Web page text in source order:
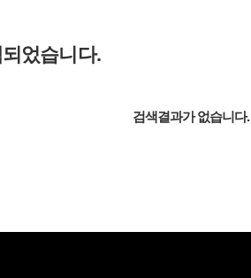
었습니다.
검색결과가 없습니다.